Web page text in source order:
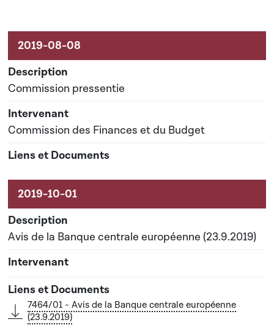
Commission pressentie
Commission des Finances et du Budget
Avis de la Banque centrale européenne (23.9.2019)
7464/01 - Avis de la Banque centrale européenne
(23.9.2019)